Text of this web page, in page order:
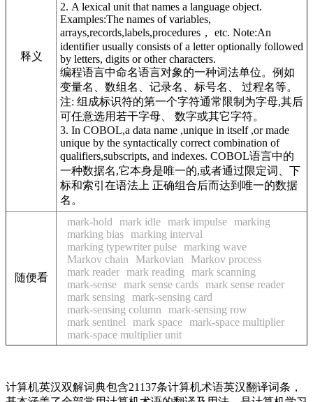
释义
2. A lexical unit that names a language object.
Examples:The names of variables,
arrays,records,labels,procedures， etc. Note:An
identifier usually consists of a letter optionally followed
by letters, digits or other characters.
编程语言中命名语言对象的一种词法单位。例如
变量名、数组名、记录名、标号名、 过程名等。
注: 组成标识符的第一个字符通常限制为字母,其后
可任意选用若干字母、 数字或其它字符。
3. In COBOL,a data name ,unique in itself ,or made
unique by the syntactically correct combination of
qualifiers,subscripts, and indexes. COBOL语言中的
一种数据名,它本身是唯一的,或者通过限定词、下
标和索引在语法上 正确组合后而达到唯一的数据
名。
随便看
mark-hold mark idle mark impulse marking
marking bias marking interval
marking typewriter pulse marking wave
Markov chain
Markovian
Markov process
mark reader mark reading
mark scanning
mark-sense mark sense cards mark sense reader
mark sensing
mark-sensing card
mark-sensing column
mark-sensing row
mark sentinel
mark space mark-space multiplier
mark-space multiplier unit
计算机英汉双解词典包含21137条计算机术语英汉翻译词条，